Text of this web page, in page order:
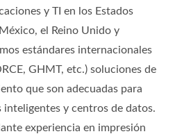
y TI en los Estados
el Reino Unido y
estándares internacionales
GHMT, etc.) soluciones de
que son adecuadas para
inteligentes y centros de datos.
experiencia en impresión